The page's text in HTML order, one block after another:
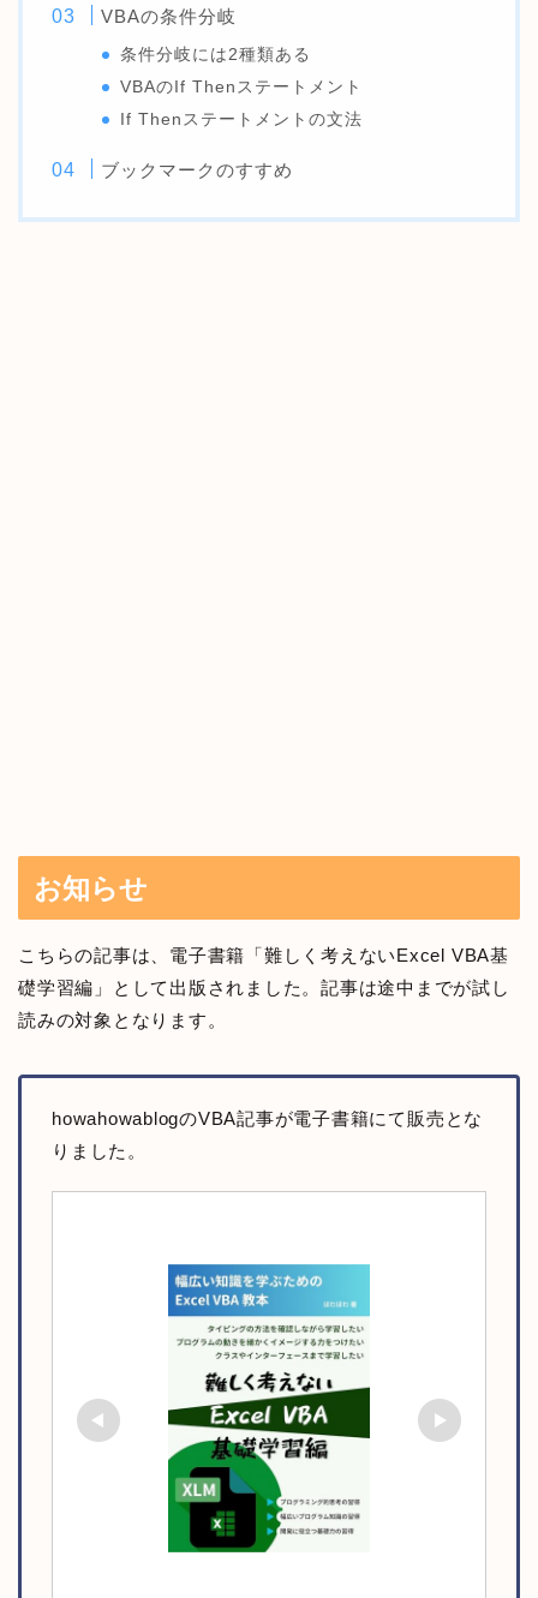
VBAの条件分岐
条件分岐には2種類ある
VBAのIf Thenステートメント
If Thenステートメントの文法
ブックマークのすすめ
お知らせ
こちらの記事は、電子書籍「難しく考えないExcel VBA基
礎学習編」として出版されました。記事は途中までが試し
読みの対象となります。
howahowablogのVBA記事が電子書籍にて販売とな
りました。